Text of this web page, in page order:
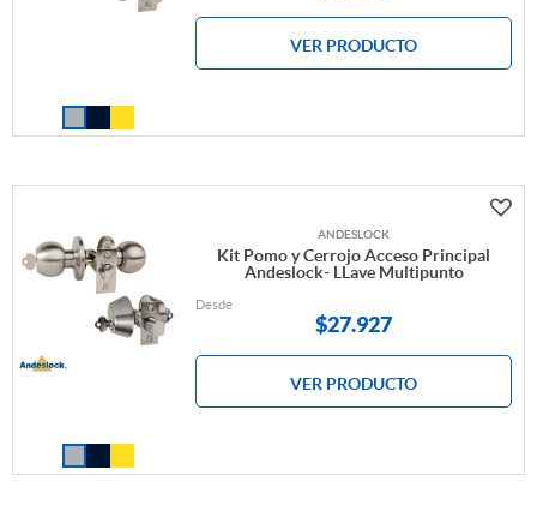
VER PRODUCTO
ANDESLOCK
Kit Pomo y Cerrojo Acceso Principal
Andeslock- LLave Multipunto
Desde
$27.927
VER PRODUCTO